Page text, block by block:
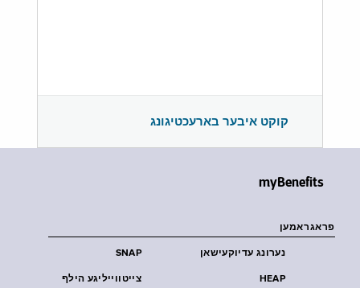
קוקט איבער בארעכטיגונג
myBenefits
פראגראמען
SNAP נערונג עדיוקעישאן
צייטווייליגע הילף HEAP